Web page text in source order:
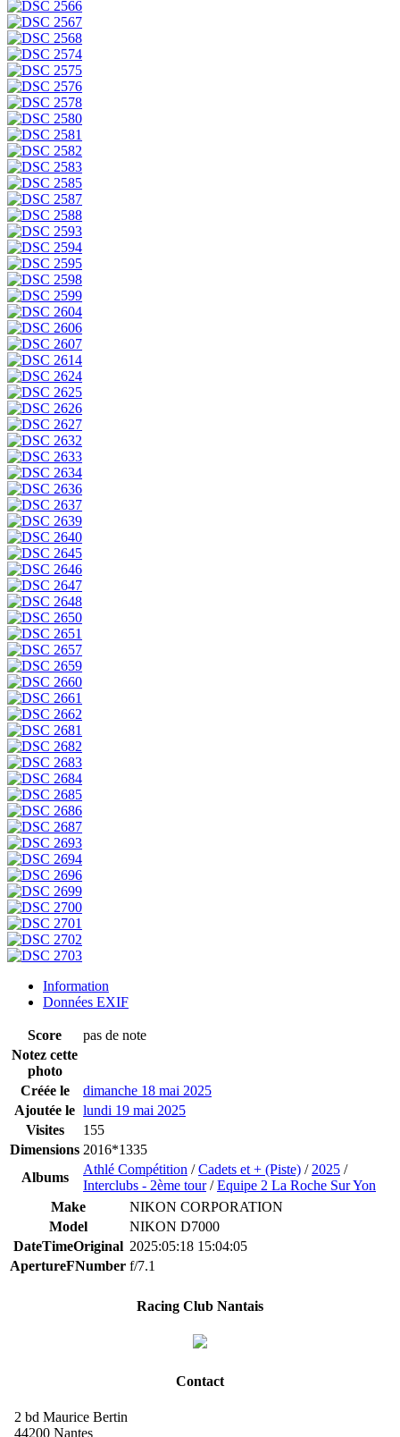
Information
Données EXIF
Score
pas de note
Notez cette
photo
Créée le
dimanche 18 mai 2025
Ajoutée le lundi 19 mai 2025
Visites
155
Dimensions 2016*1335
Albums
Athlé Compétition /Cadets et + (Piste) / 2025 /
Interclubs - 2ème tour/Equipe 2 La Roche Sur Yon
Make
NIKON CORPORATION
Model
NIKON D7000
DateTimeOriginal 2025:05:18 15:04:05
ApertureFNumber f/7.1
Racing Club Nantais
Contact
2 bd Maurice Bertin
44200 Nantes